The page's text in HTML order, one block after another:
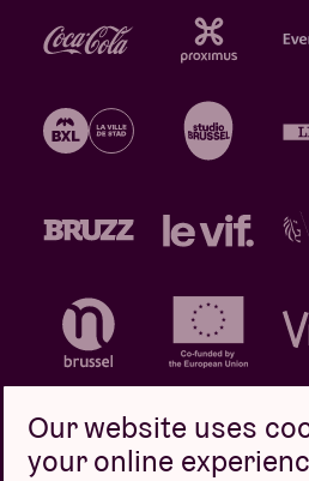
Our website uses
your online